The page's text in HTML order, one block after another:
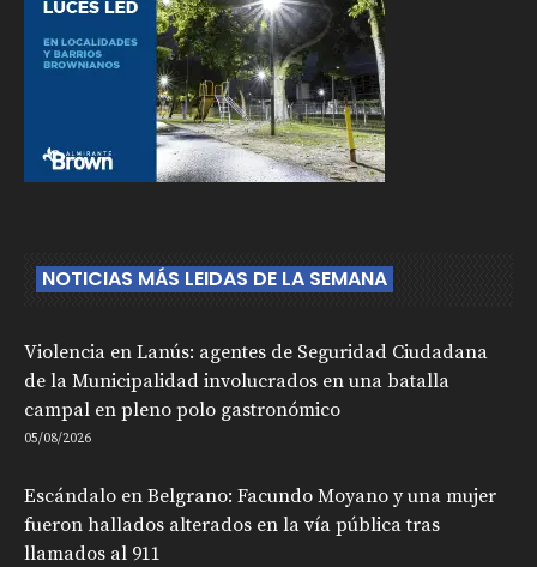
NOTICIAS MÁS LEIDAS DE LA SEMANA
Violencia en Lanús: agentes de Seguridad Ciudadana
de la Municipalidad involucrados en una batalla
campal en pleno polo gastronómico
05/08/2026
Escándalo en Belgrano: Facundo Moyano y una mujer
fueron hallados alterados en la vía pública tras
llamados al 911